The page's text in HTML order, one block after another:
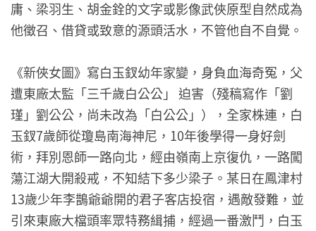
庸、梁羽生、胡金銓的文字或影像武俠原型自然成為
他徵召、借貸或致意的源頭活水，不管他自不自覺。
《新俠女圖》寫白玉釵幼年家變，身負血海奇冤，父
遭東廠太監「三千歲白公公」 迫害（殘稿寫作「劉
瑾」劉公公，尚未改為「白公公」），全家株連，白
玉釵7歲師從瓊島南海神尼，10年後學得一身好劍
術，拜別恩師一路向北，經由嶺南上京復仇，一路闖
蕩江湖大開殺戒，不知結下多少梁子。某日在鳳津村
13歲少年李鵲爺爺開的君子客店投宿，遇敵發難，並
引來東廠大檔頭率眾特務緝捕，經過一番激鬥，白玉